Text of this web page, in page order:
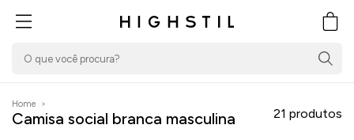
Home >
Camisa social branca masculina 21 produtos